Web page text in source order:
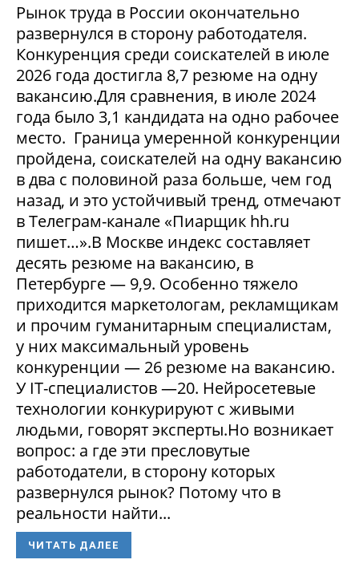
Рынок труда в России окончательно
развернулся в сторону работодателя.
Конкуренция среди соискателей в июле
2026 года достигла 8,7 резюме на одну
вакансию.Для сравнения, в июле 2024
года было 3,1 кандидата на одно рабочее
место. Граница умеренной конкуренции
пройдена, соискателей на одну вакансию
в два с половиной раза больше, чем год
назад, и это устойчивый тренд, отмечают
в Телеграм-канале «Пиарщик hh.ru
пишет…».В Москве индекс составляет
десять резюме на вакансию, в
Петербурге — 9,9. Особенно тяжело
приходится маркетологам, рекламщикам
и прочим гуманитарным специалистам,
у них максимальный уровень
конкуренции — 26 резюме на вакансию.
У IT-специалистов —20. Нейросетевые
технологии конкурируют с живыми
людьми, говорят эксперты.Но возникает
вопрос: а где эти пресловутые
работодатели, в сторону которых
развернулся рынок? Потому что в
реальности найти...
ЧИТАТЬ ДАЛЕЕ